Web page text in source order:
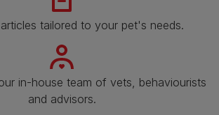
tailored to your pet's needs.
in-house team of vets, behaviourists
and advisors.